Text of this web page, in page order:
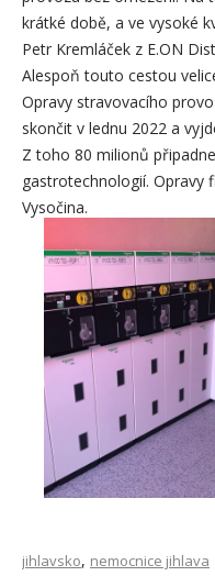
krátké době, a ve vysoké
Petr Kremláček z E.ON
Alespoň touto cestou
Opravy stravovacího
skončit v lednu 2022 a
Z toho 80 milionů
gastrotechnologií. Opravy
Vysočina.
jihlavsko, nemocnice jihlava